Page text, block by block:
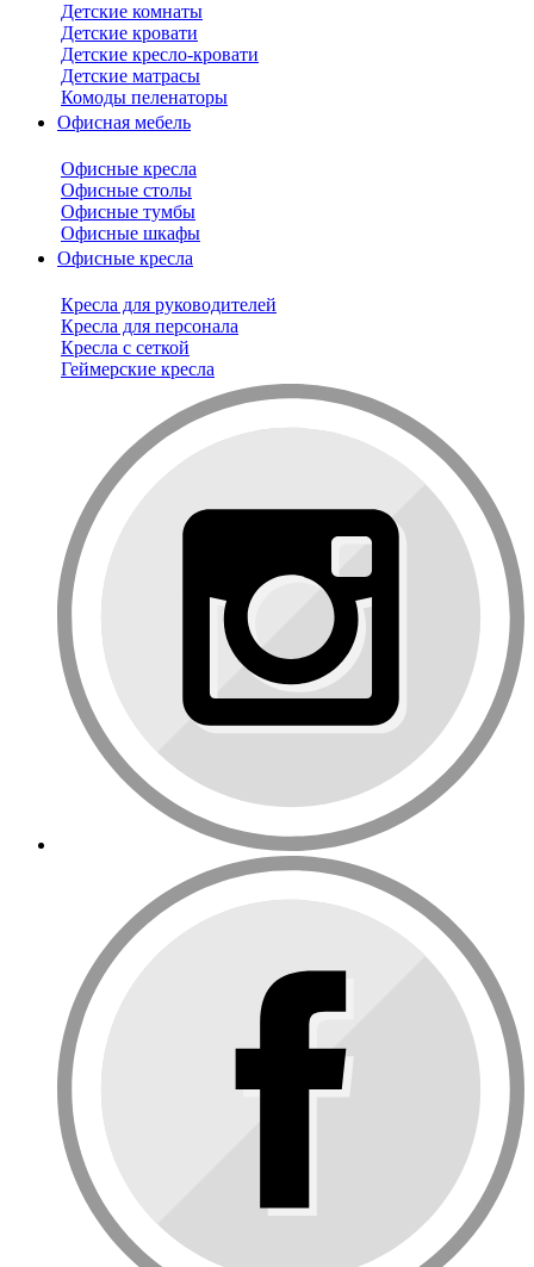
Детские комнаты
Детские кровати
Детские кресло-кровати
Детские матрасы
Комоды пеленаторы
Офисная мебель
Офисные кресла
Офисные столы
Офисные тумбы
Офисные шкафы
Офисные кресла
Кресла для руководителей
Кресла для персонала
Кресла с сеткой
Геймерские кресла